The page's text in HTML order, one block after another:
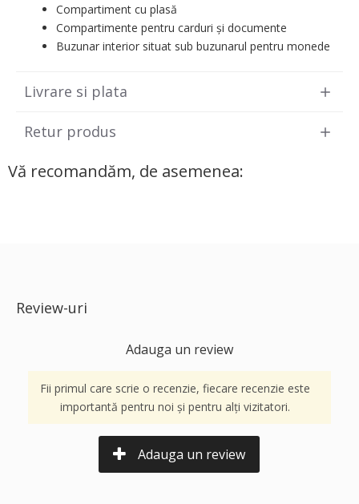
Compartiment cu plasă
Compartimente pentru carduri și documente
Buzunar interior situat sub buzunarul pentru monede
Livrare si plata
Retur produs
Vă recomandăm, de asemenea:
Review-uri
Adauga un review
Fii primul care scrie o recenzie, fiecare recenzie este
importantă pentru noi și pentru alți vizitatori.
Adauga un review